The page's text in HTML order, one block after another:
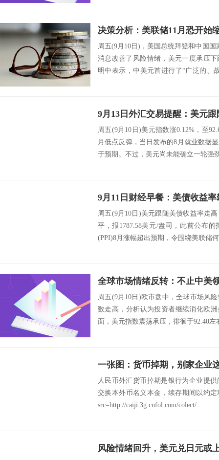
周五(9月10日)，美国总统拜登和中国
消息改善了风险情绪，美元一度承压
明中表示，中美元首进行了“广泛的、
周五(9月10日)美元指数涨0.12%，至
月低点反弹，当日发布的8月就业数据
于预期。不过，美元尚未能确立一轮强
周五(9月10日)美元跟随美债收益率走
平，报1787.58美元/盎司，此前公布
(PPI)8月涨幅超出预期，令围绕美联储
周五(9月10日)欧市盘中，全球市场风
数走高，分析认为投资者继续消化欧
面，美元指数震荡承压，徘徊于92.40
一张图：货币掉期，别家企业
人民币外汇货币掉期是银行为企业提
交换本外币名义本金，续存期间以约
src=http://caiji.3g.cnfol.com/colect/...
风险情绪回升，美元兑日元或